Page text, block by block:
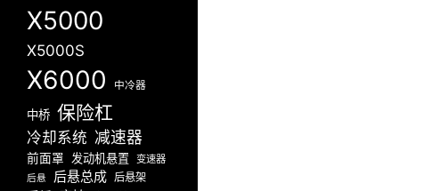
X5000
X5000S
X6000 中冷器
中桥 保险杠
冷却系统 减速器
前面罩 发动机悬置 变速器
后悬 后悬总成 后悬架